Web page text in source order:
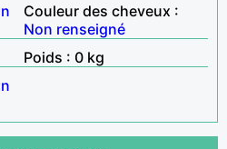
Couleur des cheveux :
Non renseigné
Poids : 0 kg